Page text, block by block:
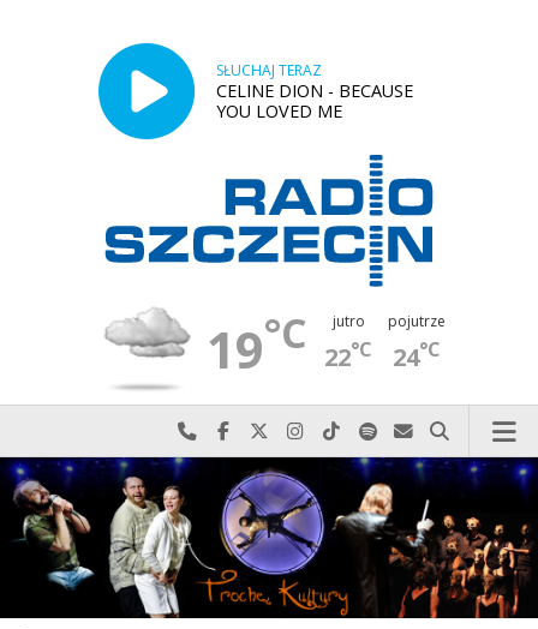
SŁUCHAJ TERAZ
CELINE DION - BECAUSE
YOU LOVED ME
19°C jutro
22°C
pojutrze
24°C
Najlepiej po prostu do nas zadzwoń
Odwiedź nas na Facebook-u
Odwiedź nas na X
Odwiedź nas na Instagram-ie
Odwiedź nas na TikTok-u
Szukaj nas na Spotify
Wyślij do nas
Szukaj